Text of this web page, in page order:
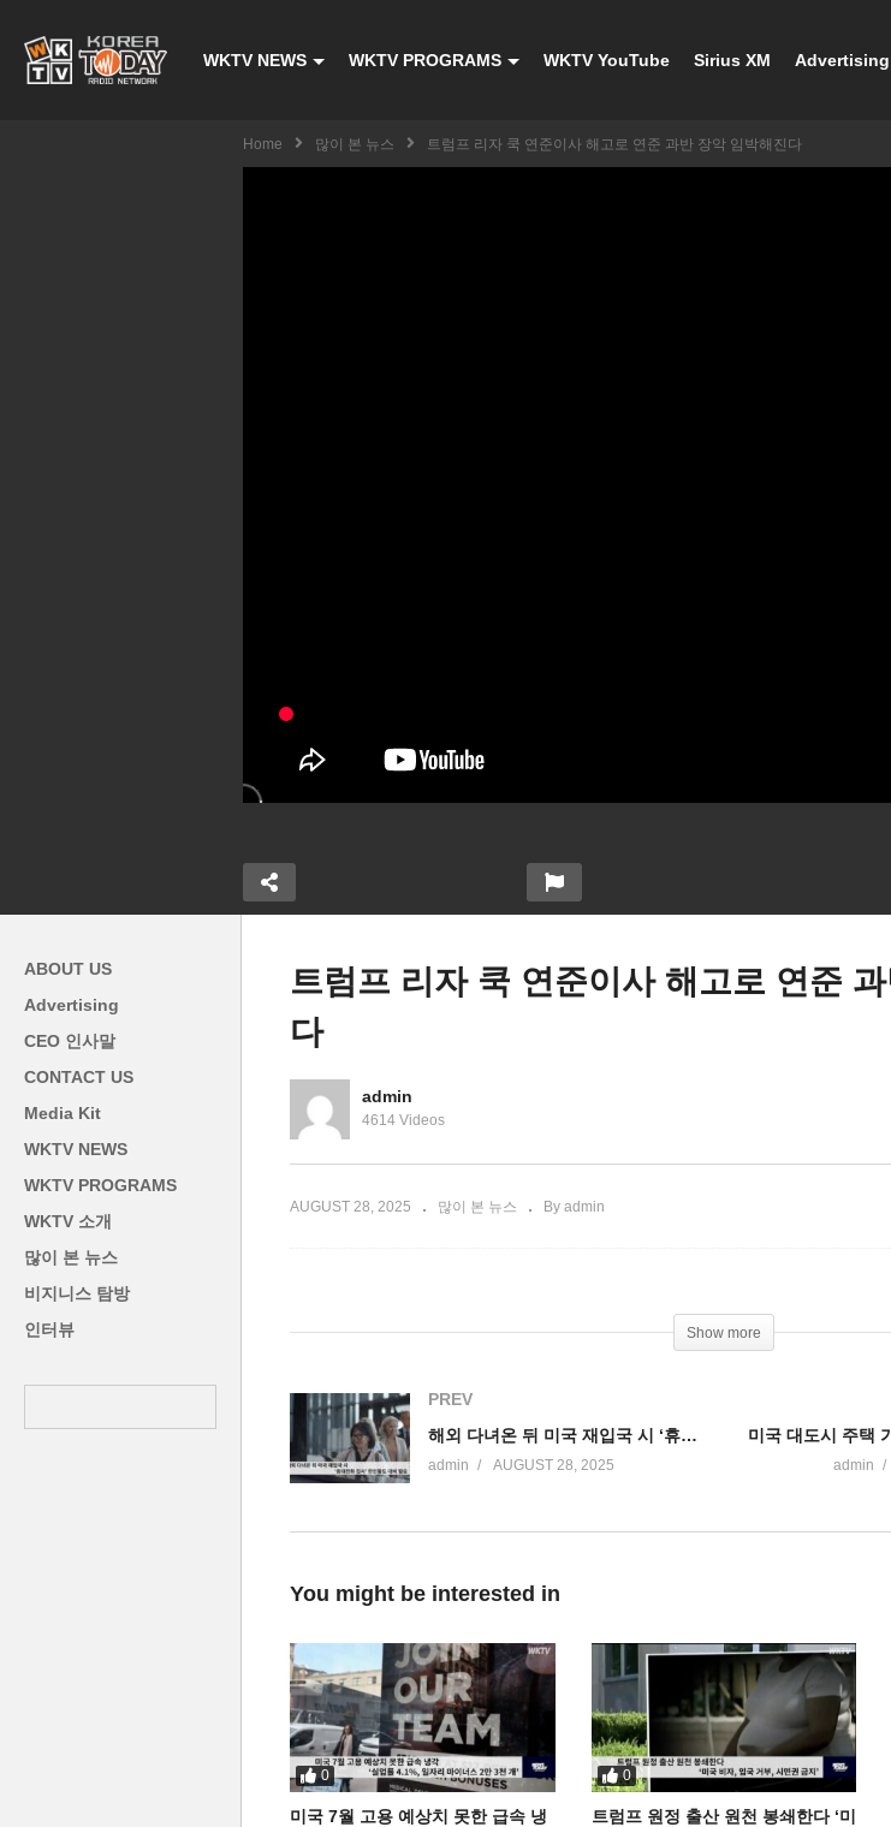
WKTV NEWS WKTV PROGRAMS WKTV YouTube Sirius XM Advertising
Home 많이 본 뉴스 트럼프 리자 쿡 연준이사 해고로 연준 과반 장악 임박해진다
미국 경제 아직 강력하다 ‘2분
ABOUT US
Advertising
CEO 인사말
CONTACT US
Media Kit
WKTV NEWS
WKTV PROGRAMS
WKTV 소개
많이 본 뉴스
비지니스 탐방
인터뷰
트럼프 리자 쿡 연준이사 해고로 연준
다
admin
4614 Videos
AUGUST 28, 2025 많이 본 뉴스 By admin
Show more
PREV
해외 다녀온 뒤 미국 재입국 시 ‘휴대전화 검사’ 한인들도 대비 필요
admin AUGUST 28, 2025 admin
You might be interested in
0
미국 7월 고용 예상치 못한 급속 냉
0
트럼프 원정 출산 원천 봉쇄한다 ‘미